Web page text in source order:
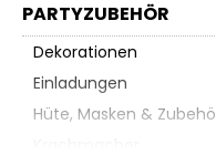
PARTYZUBEHÖR
Dekorationen
Einladungen
Hüte, Masken &